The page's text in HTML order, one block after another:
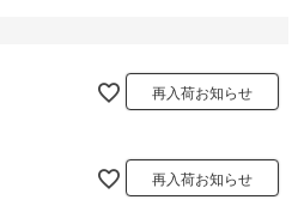
再入荷お知らせ
再入荷お知らせ